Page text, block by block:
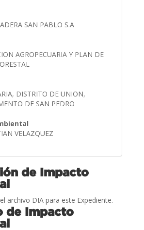
SAN PABLO S.A
AGROPECUARIA Y PLAN DE
DISTRITO DE UNION,
DE SAN PEDRO
VELAZQUEZ
de Impacto
archivo DIA para este Expediente.
de Impacto